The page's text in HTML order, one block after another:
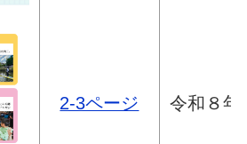
2-3ページ 令和８年